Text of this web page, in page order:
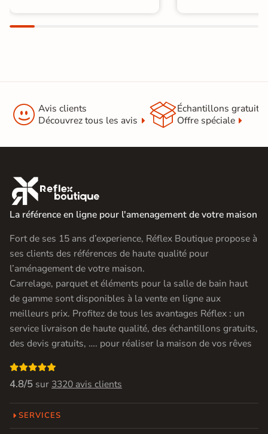
 Avis clients
Découvrez tous les avis
Échantillons gratuit
Offre spéciale

La référence en ligne pour l'amenagement de votre maison
Fort de ses 15 ans d’experience, Réflex Boutique propose à
ses clients des références de haute qualité pour
l’aménagement de votre maison.
Carrelage, parquet et éléments pour la salle de bain haut
de gamme sont disponibles à la vente en ligne aux
meilleurs prix. Profitez de tous les avantages Réflex : un
service livraison de haute qualité, des échantillons gratuits,
des devis gratuits, …. pour réaliser la maison de vos rêves

4.8/5 sur 3320 avis clients
SERVICES